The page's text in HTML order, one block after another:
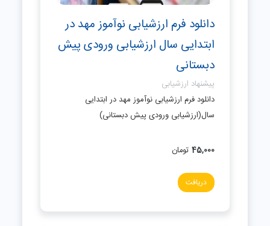
دانلود فرم ارزشیابی نوآموز مهد در
ابتدایی سال ارزشیابی ورودی پیش
دبستانی
پیشنهاد ارزشیابی
دانلود فرم ارزشیابی نوآموز مهد در ابتدایی
سال(ارزشیابی ورودی پیش دبستانی)
45,000 تومان
دریافت